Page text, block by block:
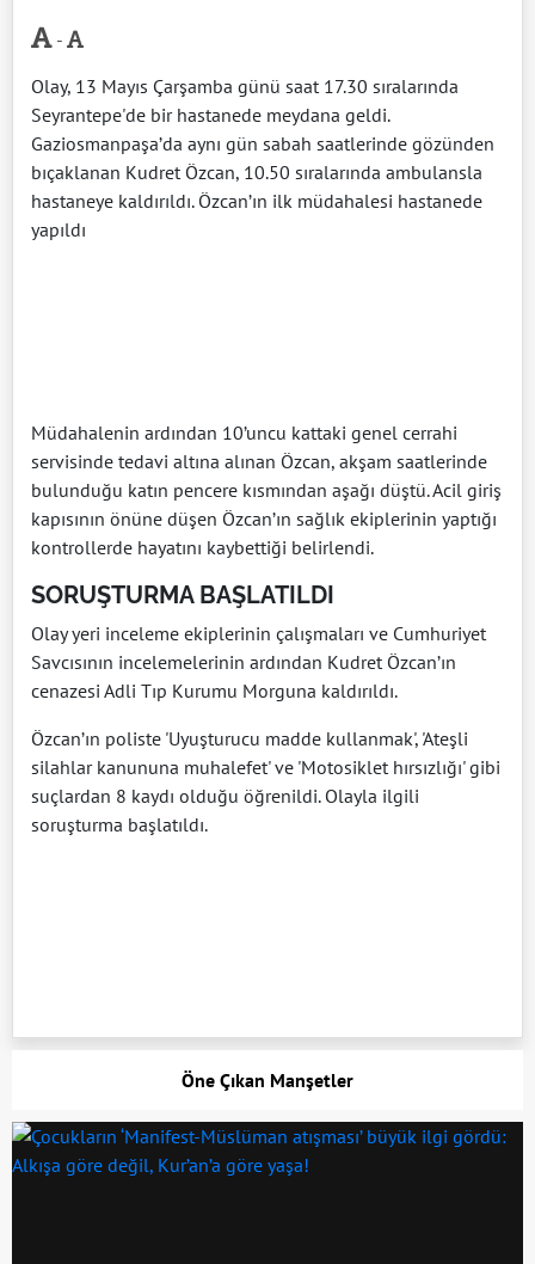
-
Olay, 13 Mayıs Çarşamba günü saat 17.30 sıralarında
Seyrantepe'de bir hastanede meydana geldi.
Gaziosmanpaşa’da aynı gün sabah saatlerinde gözünden
bıçaklanan Kudret Özcan, 10.50 sıralarında ambulansla
hastaneye kaldırıldı. Özcan’ın ilk müdahalesi hastanede
yapıldı
Müdahalenin ardından 10’uncu kattaki genel cerrahi
servisinde tedavi altına alınan Özcan, akşam saatlerinde
bulunduğu katın pencere kısmından aşağı düştü. Acil giriş
kapısının önüne düşen Özcan’ın sağlık ekiplerinin yaptığı
kontrollerde hayatını kaybettiği belirlendi.
SORUŞTURMA BAŞLATILDI
Olay yeri inceleme ekiplerinin çalışmaları ve Cumhuriyet
Savcısının incelemelerinin ardından Kudret Özcan’ın
cenazesi Adli Tıp Kurumu Morguna kaldırıldı.
Özcan’ın poliste 'Uyuşturucu madde kullanmak', 'Ateşli
silahlar kanununa muhalefet' ve 'Motosiklet hırsızlığı' gibi
suçlardan 8 kaydı olduğu öğrenildi. Olayla ilgili
soruşturma başlatıldı.
Öne Çıkan Manşetler